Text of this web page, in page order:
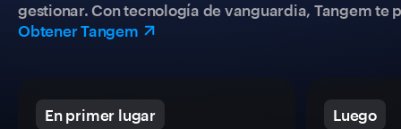
gestionar. Con tecnología de vanguardia, Tangem
Obtener Tangem
En primer lugar Luego